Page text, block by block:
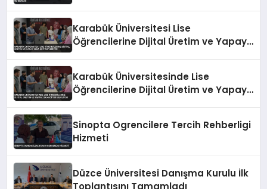
Karabük Üniversitesi Lise
Öğrencilerine Dijital Üretim ve Yapay
Karabük Üniversitesinde Lise
Öğrencilerine Dijital Üretim ve Yapay
Sinopta Ogrencilere Tercih Rehberligi
Hizmeti
Düzce Üniversitesi Danışma Kurulu İlk
Toplantısını Tamamladı